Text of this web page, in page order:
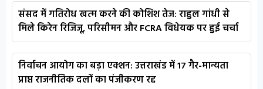
संसद में गतिरोध खत्म करने की कोशिश तेज: राहुल गांधी से
मिले किरेन रिजिजू, परिसीमन और FCRA विधेयक पर हुई चर्चा
निर्वाचन आयोग का बड़ा एक्शन: उत्तराखंड में 17 गैर-मान्यता
प्राप्त राजनीतिक दलों का पंजीकरण रद्द